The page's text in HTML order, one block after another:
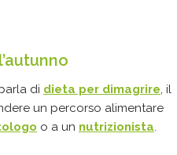
di dieta per dimagrire, il
un percorso alimentare
o a un nutrizionista.